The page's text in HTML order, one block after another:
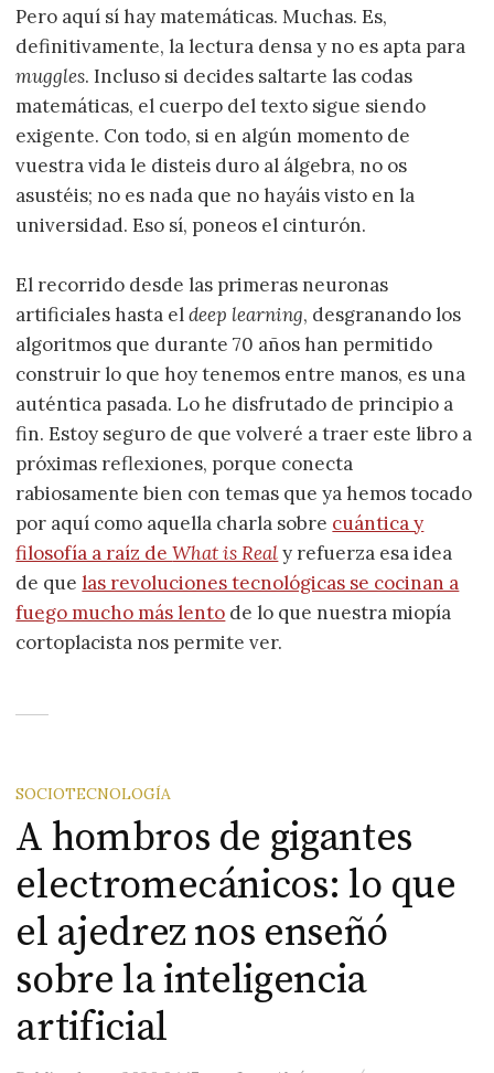
Pero aquí sí hay matemáticas. Muchas. Es,
definitivamente, la lectura densa y no es apta para
muggles. Incluso si decides saltarte las codas
matemáticas, el cuerpo del texto sigue siendo
exigente. Con todo, si en algún momento de
vuestra vida le disteis duro al álgebra, no os
asustéis; no es nada que no hayáis visto en la
universidad. Eso sí, poneos el cinturón.
El recorrido desde las primeras neuronas
artificiales hasta eldeep learning, desgranando los
algoritmos que durante 70 años han permitido
construir lo que hoy tenemos entre manos, es una
auténtica pasada. Lo he disfrutado de principio a
fin. Estoy seguro de que volveré a traer este libro a
próximas reflexiones, porque conecta
rabiosamente bien con temas que ya hemos tocado
por aquí como aquella charla sobre cuántica y
filosofía a raíz deWhat is Realy refuerza esa idea
de quelas revoluciones tecnológicas se cocinan a
fuego mucho más lento de lo que nuestra miopía
cortoplacista nos permite ver.
SOCIOTECNOLOGÍA
A hombros de gigantes
electromecánicos: lo que
el ajedrez nos enseñó
sobre la inteligencia
artificial